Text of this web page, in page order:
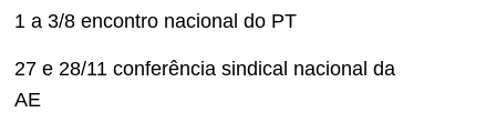
1 a 3/8 encontro nacional do PT
27 e 28/11 conferência sindical nacional da
AE